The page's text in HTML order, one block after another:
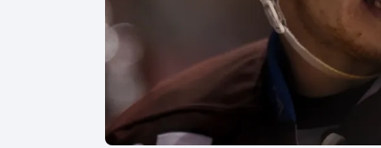
Golf
Gymnastika